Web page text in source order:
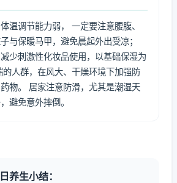
温调节能力弱， 一定要注意腰腹、
与保暖马甲，避免晨起外出受凉；
少刺激性化妆品使用，以基础保湿为
的人群，在风大、干燥环境下加强防
物。 居家注意防滑，尤其是潮湿天
避免意外摔倒。
养生小结：